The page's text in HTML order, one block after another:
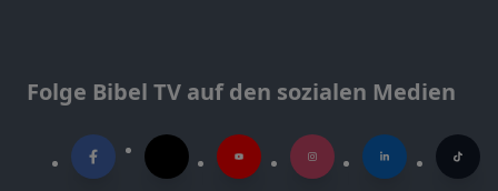
Folge Bibel TV auf den sozialen Medien